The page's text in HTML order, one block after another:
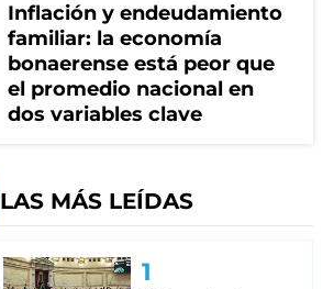
Inflación y endeudamiento
familiar: la economía
bonaerense está peor que
el promedio nacional en
dos variables clave
LAS MÁS LEÍDAS